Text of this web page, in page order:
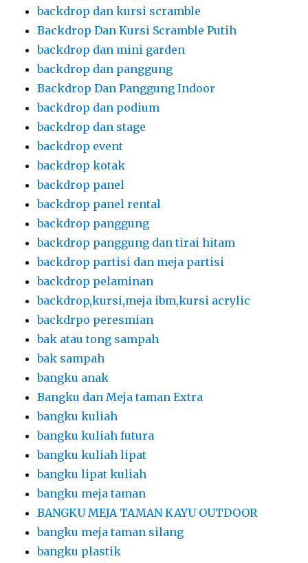
backdrop dan kursi scramble
Backdrop Dan Kursi Scramble Putih
backdrop dan mini garden
backdrop dan panggung
Backdrop Dan Panggung Indoor
backdrop dan podium
backdrop dan stage
backdrop event
backdrop kotak
backdrop panel
backdrop panel rental
backdrop panggung
backdrop panggung dan tirai hitam
backdrop partisi dan meja partisi
backdrop pelaminan
backdrop,kursi,meja ibm,kursi acrylic
backdrpo peresmian
bak atau tong sampah
bak sampah
bangku anak
Bangku dan Meja taman Extra
bangku kuliah
bangku kuliah futura
bangku kuliah lipat
bangku lipat kuliah
bangku meja taman
BANGKU MEJA TAMAN KAYU OUTDOOR
bangku meja taman silang
bangku plastik